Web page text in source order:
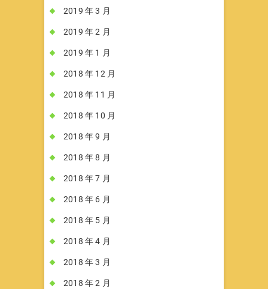
2019 年 3 月
2019 年 2 月
2019 年 1 月
2018 年 12 月
2018 年 11 月
2018 年 10 月
2018 年 9 月
2018 年 8 月
2018 年 7 月
2018 年 6 月
2018 年 5 月
2018 年 4 月
2018 年 3 月
2018 年 2 月